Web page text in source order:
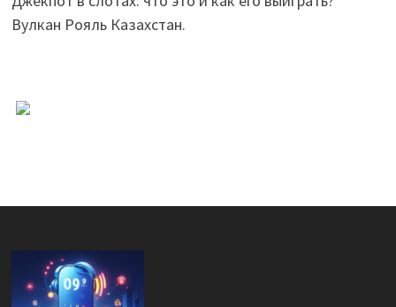
Вулкан Рояль Казахстан.